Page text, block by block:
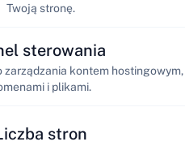
Twoją stronę.
sterowania
zarządzania kontem hostingowym,
i plikami.
stron